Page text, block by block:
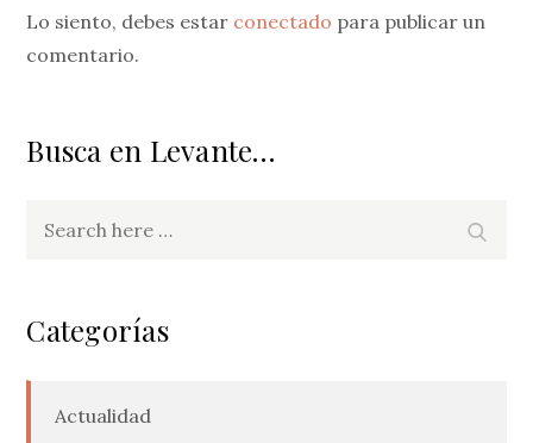
Lo siento, debes estar conectado para publicar un
comentario.
Busca en Levante…
Categorías
Actualidad